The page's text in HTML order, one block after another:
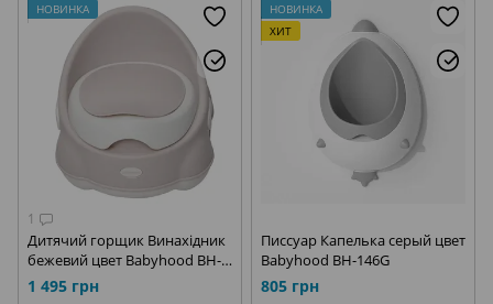
НОВИНКА
1
Дитячий горщик Винахідник
бежевий цвет Babyhood BH-
112N
1 495 грн
НОВИНКА
ХИТ
Писсуар Капелька серый цвет
Babyhood BH-146G
805 грн